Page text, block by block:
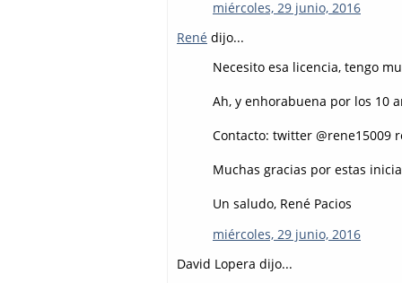
miércoles, 29 junio, 2016
René dijo...
Necesito esa licencia, tengo
Ah, y enhorabuena por los 10
Contacto: twitter @rene15009
Muchas gracias por estas
Un saludo, René Pacios
miércoles, 29 junio, 2016
David Lopera dijo...